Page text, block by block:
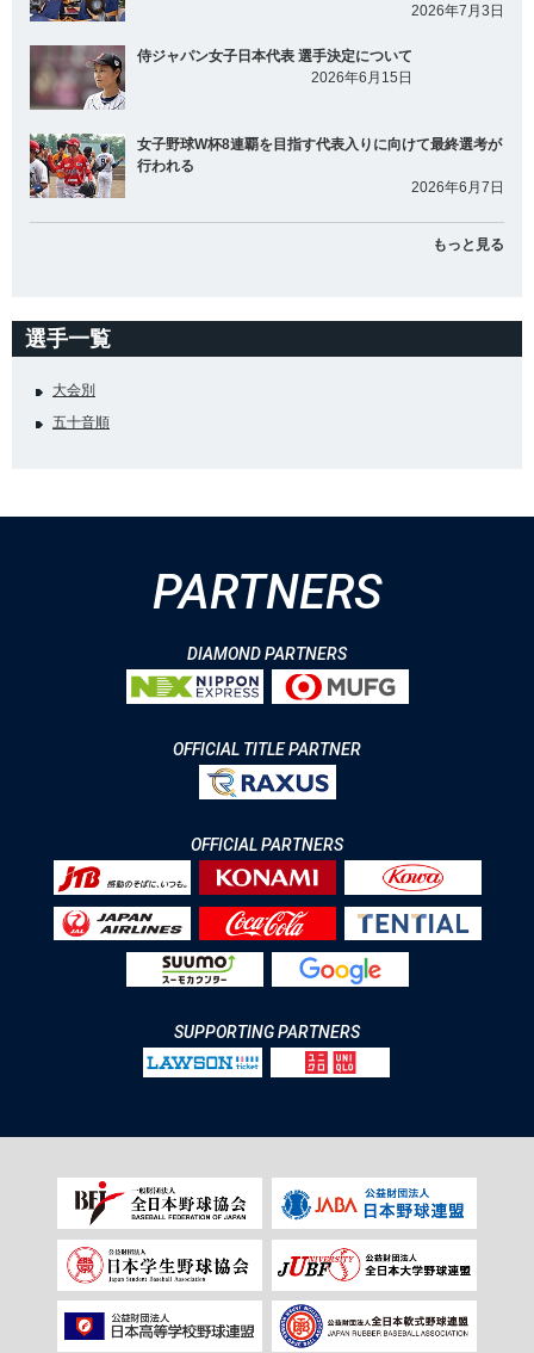
2026年7月3日
侍ジャパン女子日本代表 選手決定について
2026年6月15日
女子野球W杯8連覇を目指す代表入りに向けて最終選考が
行われる
2026年6月7日
もっと見る
選手一覧
大会別
五十音順
PARTNERS
DIAMOND PARTNERS
OFFICIAL TITLE PARTNER
OFFICIAL PARTNERS
SUPPORTING PARTNERS